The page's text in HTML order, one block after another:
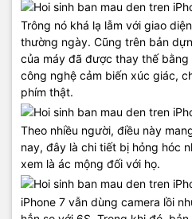
Trông nó khá lạ lẫm với giao
thường ngày. Cũng trên bản
của máy đã được thay thế
công nghệ cảm biến xúc giác,
phím thật.
Theo nhiều người, điều này
nay, đây là chi tiết bị hỏng hóc
xem là ác mộng đối với họ.
iPhone 7 vẫn dùng camera lồi